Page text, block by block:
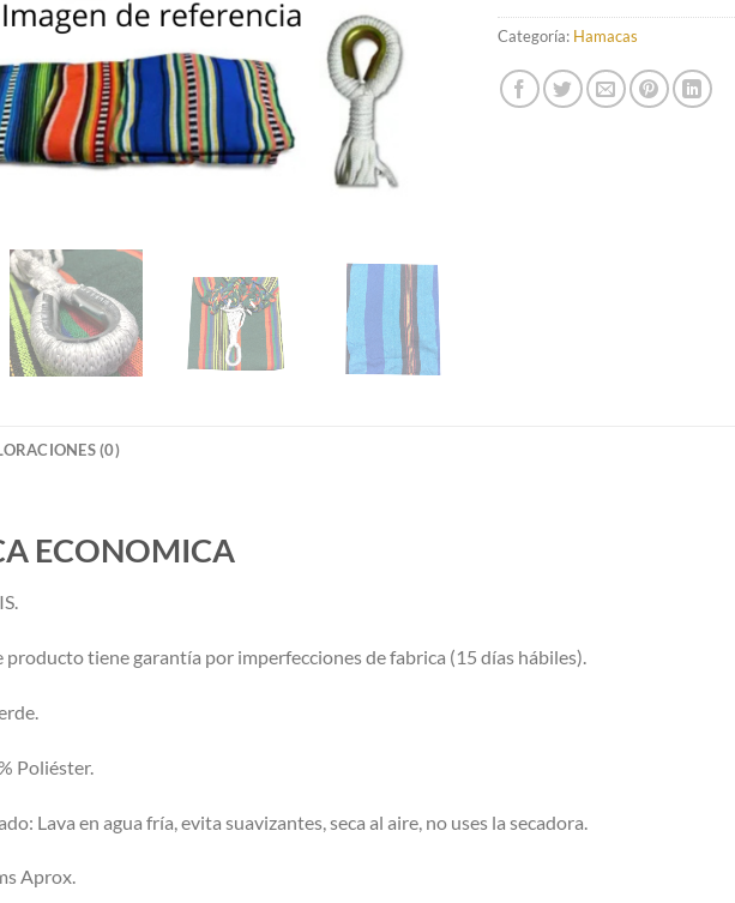
Categoría: Hamacas
(0)
ECONOMICA
producto tiene garantía por imperfecciones de fabrica (15 días hábiles).
Poliéster.
Lava en agua fría, evita suavizantes, seca al aire, no uses la secadora.
Aprox.